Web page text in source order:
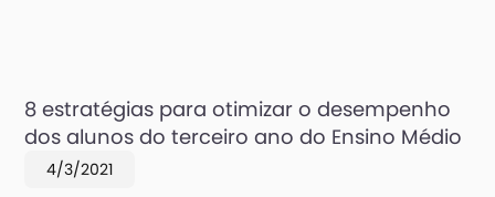
8 estratégias para otimizar o desempenho
dos alunos do terceiro ano do Ensino Médio
4/3/2021